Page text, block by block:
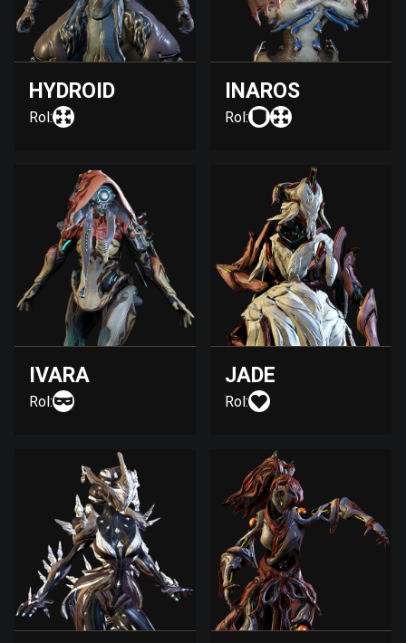
HYDROID
Rol:
INAROS
Rol:
IVARA
Rol:
JADE
Rol: